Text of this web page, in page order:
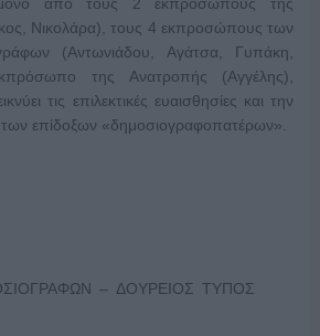
Νικολάρα), τους 4 εκπροσώπους των
(Αντωνιάδου, Αγάτσα, Γυπάκη,
της Ανατροπής (Αγγέλης),
τις επιλεκτικές ευαισθησίες και την
επίδοξων «δημοσιογραφοπατέρων».
– ΔΟΥΡΕΙΟΣ ΤΥΠΟΣ